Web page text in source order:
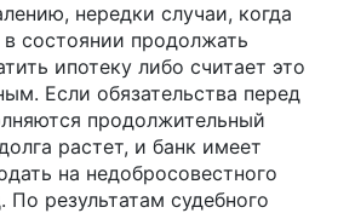
нередки случаи, когда
в состоянии продолжать
ипотеку либо считает это
Если обязательства перед
продолжительный
растет, и банк имеет
на недобросовестного
результатам судебного